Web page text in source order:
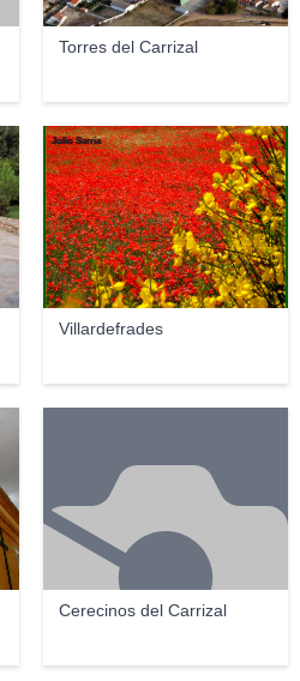
Torres del Carrizal
Villardefrades
Julio Sarria
Cerecinos del Carrizal